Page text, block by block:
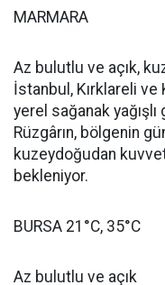
MARMARA
Az bulutlu ve açık,
İstanbul, Kırklareli ve
yerel sağanak
Rüzgârın, bölgenin
kuzeydoğudan
bekleniyor.
BURSA 21°C, 35°C
Az bulutlu ve açık